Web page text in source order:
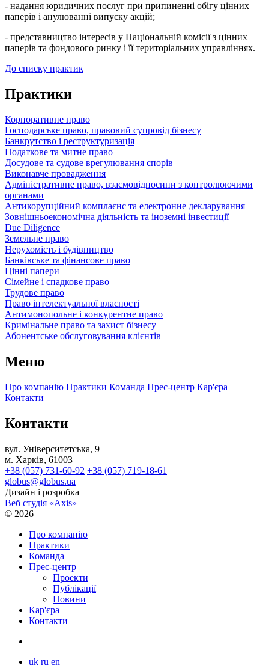
- надання юридичних послуг при припиненні обігу цінних
паперів і анулюванні випуску акцій;
- представництво інтересів у Національній комісії з цінних
паперів та фондового ринку і її територіальних управліннях.
До списку практик
Практики
Корпоративне право
Господарське право, правовий супровід бізнесу
Банкрутство і реструктуризація
Податкове та митне право
Досудове та судове врегулювання спорів
Виконавче провадження
Адміністративне право, взаємовідносини з контролюючими
органами
Антикорупційний комплаєнс та електронне декларування
Зовнішньоекономічна діяльність та іноземні інвестиції
Due Diligence
Земельне право
Нерухомість і будівництво
Банківське та фінансове право
Цінні папери
Сімейне і спадкове право
Трудове право
Право інтелектуальної власності
Антимонопольне і конкурентне право
Кримінальне право та захист бізнесу
Абонентське обслуговування клієнтів
Меню
Про компанію Практики Команда Прес-центр Кар'єра
Контакти
Контакти
вул. Університетська, 9
м. Харків, 61003
+38 (057) 731-60-92 +38 (057) 719-18-61
globus@globus.ua
Дизайн і розробка
Веб студія «Axis»
© 2026
Про компанію
Практики
Команда
Прес-центр
Проекти
Публікації
Новини
Кар'єра
Контакти
uk ru en